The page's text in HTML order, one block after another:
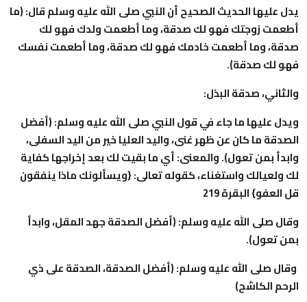
يدل عليها الحديث الصحيح أن النبي صلى الله عليه وسلم قال: (ما
أطعمت زوجتك فهو لك صدقة، وما أطعمت ولدك فهو لك
صدقة، وما أطعمت خادمك فهو لك صدقة، وما أطعمت نفسك
فهو لك صدقة).
والثاني، صدقة البذل:
ويدل عليها ما جاء في قول النبي صلى الله عليه وسلم: (أفضل
الصدقة ما كان عن ظهر غنى، واليد العليا خير من اليد السفلى،
وابدأ بمن تعول). والمعنى: أي ما بقيت لك بعد إخراجها كفاية
لك ولعيالك واستغناء، كقوله تعالى: {ويسألونك ماذا ينفقون
قل العفو} البقرة 219
وقال صلى الله عليه وسلم: (أفضل الصدقة جهد المقل، وابدأ
بمن تعول).
وقال صلى الله عليه وسلم: (أفضل الصدقة، الصدقة على ذي
الرحم الكاشح)